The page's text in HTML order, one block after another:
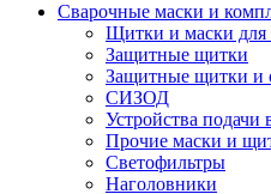
Сварочные маски и
Щитки и маски для
Защитные щитки
Защитные щитки и
СИЗОД
Устройства подачи
Прочие маски и
Светофильтры
Наголовники